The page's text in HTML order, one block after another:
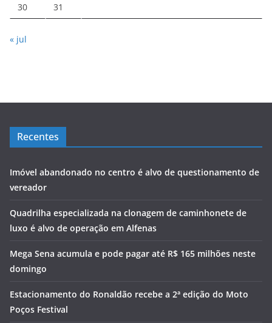
30 31
« jul
Recentes
Imóvel abandonado no centro é alvo de questionamento de
vereador
Quadrilha especializada na clonagem de caminhonete de
luxo é alvo de operação em Alfenas
Mega Sena acumula e pode pagar até R$ 165 milhões neste
domingo
Estacionamento do Ronaldão recebe a 2ª edição do Moto
Poços Festival